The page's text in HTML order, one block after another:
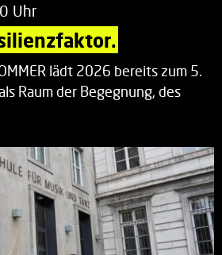
Uhr
lädt 2026 bereits zum 5.
Raum der Begegnung, des